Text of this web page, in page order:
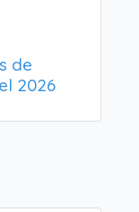
de
2026